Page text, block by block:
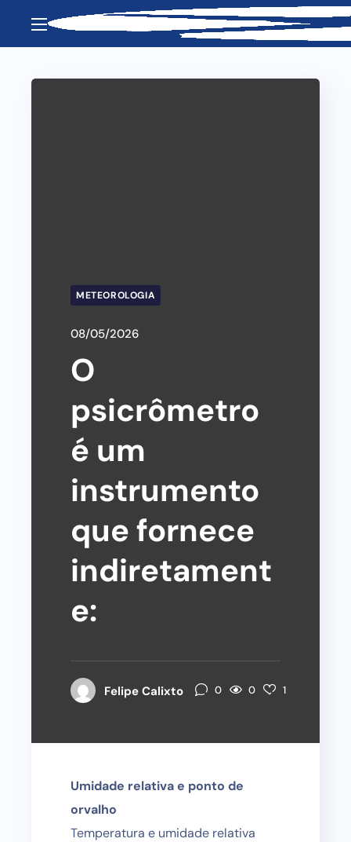
METEOROLOGIA
08/05/2026
O
psicrômetro
é um
instrumento
que fornece
indiretament
e:
Felipe Calixto 0 0 1
Umidade relativa e ponto de
orvalho
Temperatura e umidade relativa